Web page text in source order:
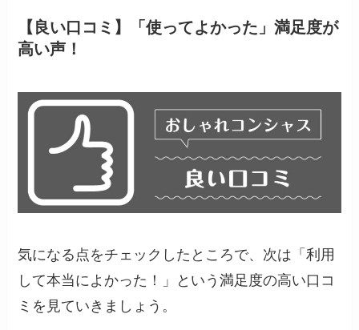
【良い口コミ】「使ってよかった」満足度が
高い声！
気になる点をチェックしたところで、次は「利用
して本当によかった！」という満足度の高い口コ
ミを見ていきましょう。